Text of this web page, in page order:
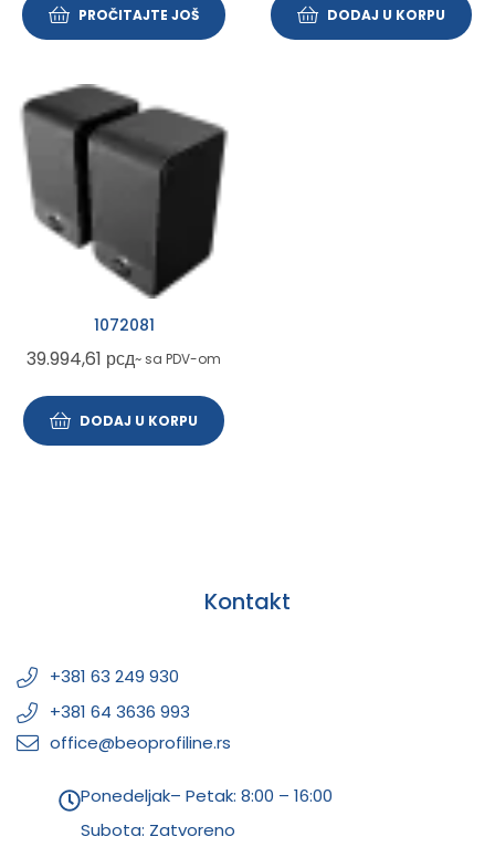
PROČITAJTE JOŠ DODAJ U KORPU
1072081
39.994,61 рсд~ sa PDV-om
DODAJ U KORPU
Kontakt
+381 63 249 930
+381 64 3636 993
office@beoprofiline.rs
Ponedeljak– Petak: 8:00 – 16:00
Subota: Zatvoreno